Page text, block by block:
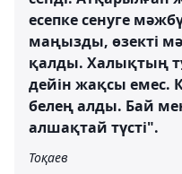
есепке сенуге
маңызды, өзекті
қалды. Халықтың
дейін жақсы емес.
белең алды. Бай
алшақтай түсті".
Тоқаев